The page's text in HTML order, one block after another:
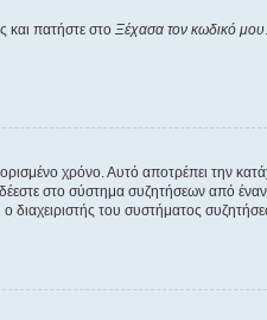
και πατήστε στο Ξέχασα τον κωδικό μου
χρόνο. Αυτό αποτρέπει την
στο σύστημα συζητήσεων από
του συστήματος